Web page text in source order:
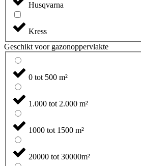
Husqvarna
Kress
Geschikt voor gazonoppervlakte
0 tot 500 m²
1.000 tot 2.000 m²
1000 tot 1500 m²
20000 tot 30000m²